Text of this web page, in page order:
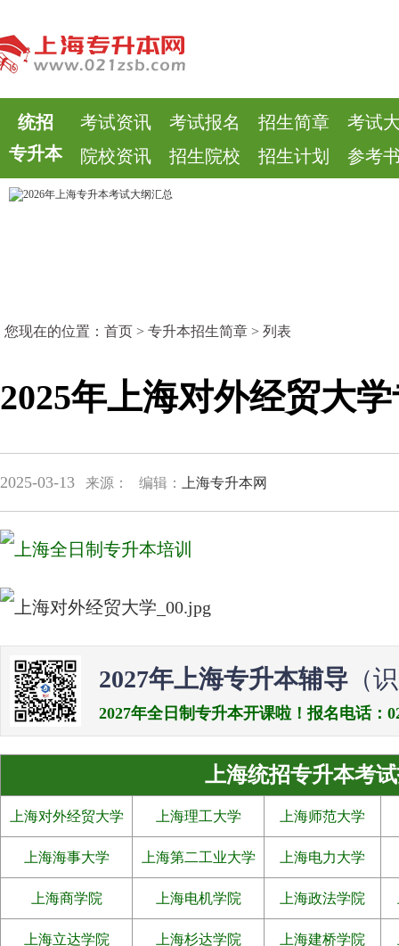
统招
专升本
考试资讯 考试报名 招生简章
考试
院校资讯
招生院校 招生计划 参考
您现在的位置： 首页 > 专升本招生简章 > 列表
2025年上海对外经贸大
2025-03-13 来源： 编辑： 上海专升本网
2027年上海专升本辅导 （
2027年全日制专升本开课啦！报名电话：
上海统招专升本考
上海对外经贸大学 上海理工大学 上海师范大学
上海海事大学 上海第二工业大学 上海电力大学
上海商学院 上海电机学院 上海政法学院
上海立达学院 上海杉达学院 上海建桥学院